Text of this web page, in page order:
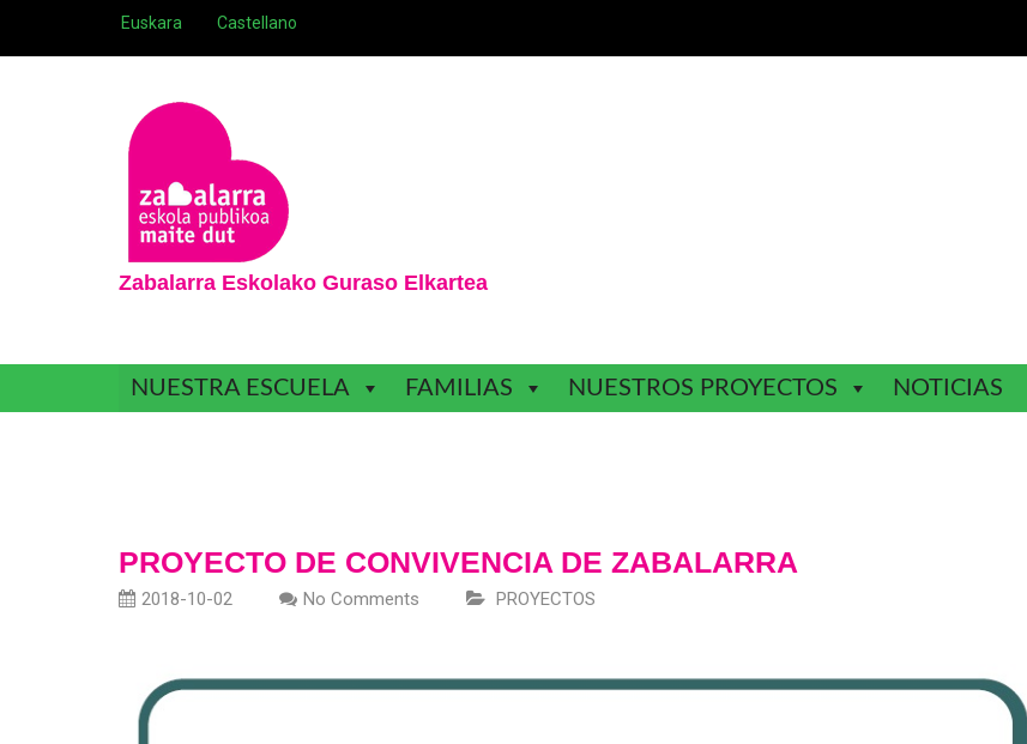
Euskara Castellano
Zabalarra Eskolako Guraso Elkartea
NUESTRA ESCUELA FAMILIAS NUESTROS PROYECTOS NOTICIAS
PROYECTO DE CONVIVENCIA DE ZABALARRA
2018-10-02 No Comments PROYECTOS